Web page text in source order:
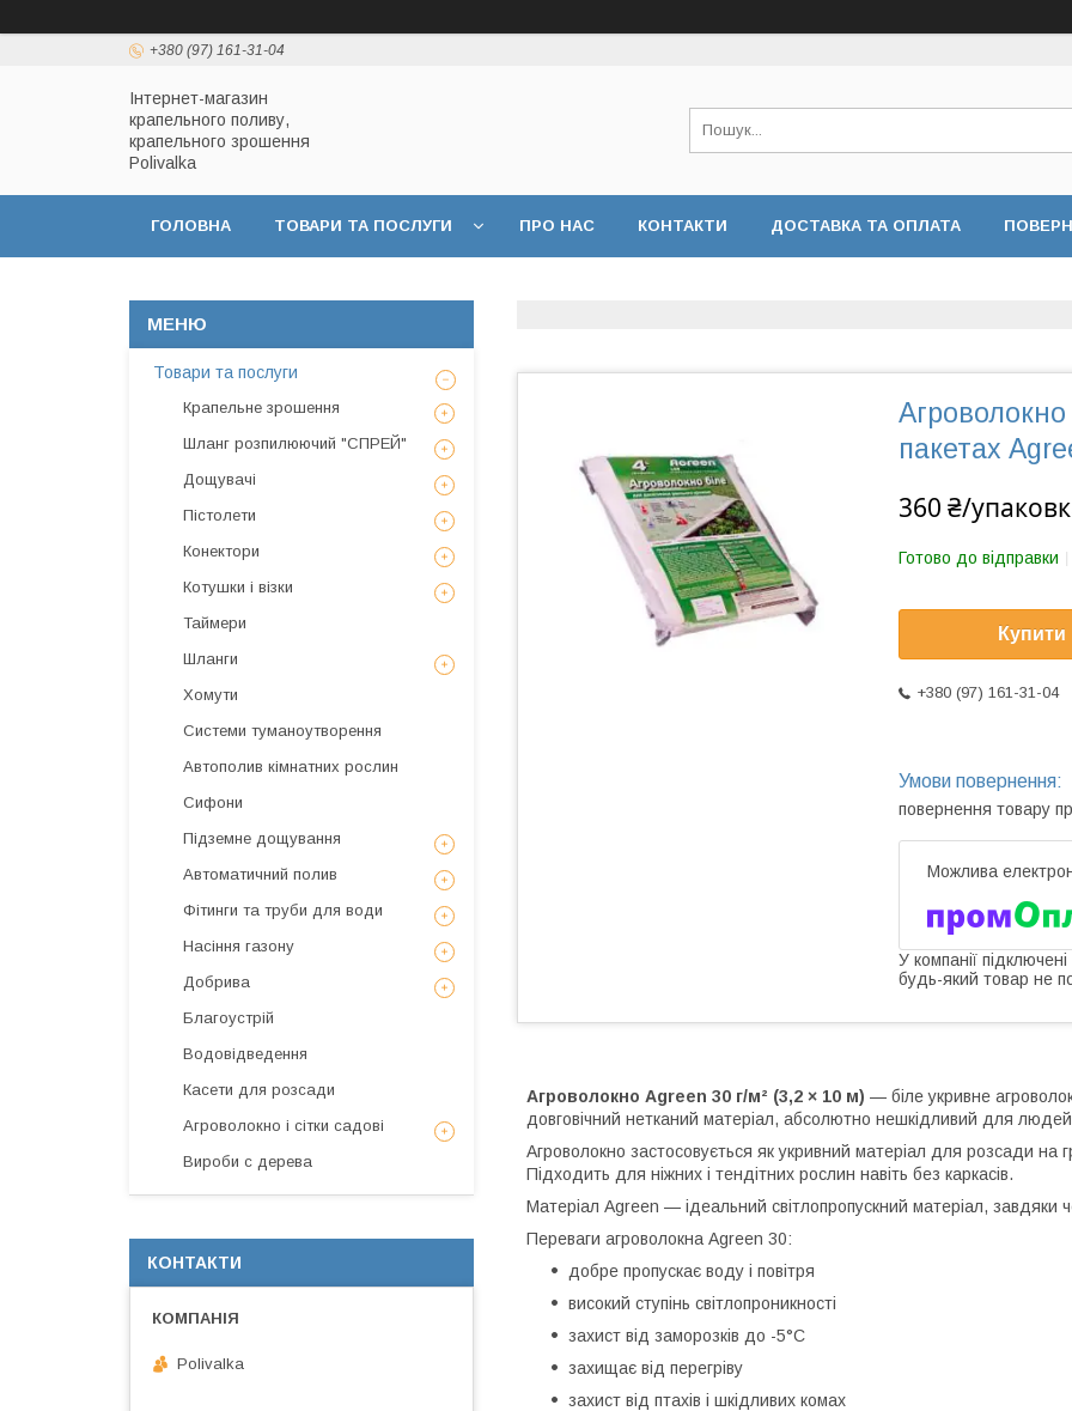
+380 (97) 161-31-04
Інтернет-магазин
крапельного поливу,
крапельного зрошення
Polivalka
ГОЛОВНА ТОВАРИ ТА ПОСЛУГИ ПРО НАС КОНТАКТИ ДОСТАВКА ТА ОПЛАТА
пакетах
360 ₴/
Готово до відправки
Купити
+380 (97) 161-31-04
повернення товару
У компанії
будь-який товар не
Агроволокно Agreen 30 г/м² (3,2 × 10 м) — біле укривне
довговічний нетканий матеріал, абсолютно нешкідливий для
Агроволокно застосовується як укривний матеріал для розсади на
Підходить для ніжних і тендітних рослин навіть без каркасів.
Матеріал Agreen — ідеальний світлопропускний матеріал, завдяки
Переваги агроволокна Agreen 30:
добре пропускає воду і повітря
високий ступінь світлопроникності
захист від заморозків до -5°С
захищає від перегріву
захист від птахів і шкідливих комах
Товари та послуги
Крапельне зрошення
Шланг розпилюючий "СПРЕЙ"
Дощувачі
Пістолети
Конектори
Котушки і візки
Таймери
Шланги
Хомути
Системи туманоутворення
Автополив кімнатних рослин
Сифони
Підземне дощування
Автоматичний полив
Фітинги та труби для води
Насіння газону
Добрива
Благоустрій
Водовідведення
Касети для розсади
Агроволокно і сітки садові
Вироби с дерева
КОНТАКТИ
Polivalka